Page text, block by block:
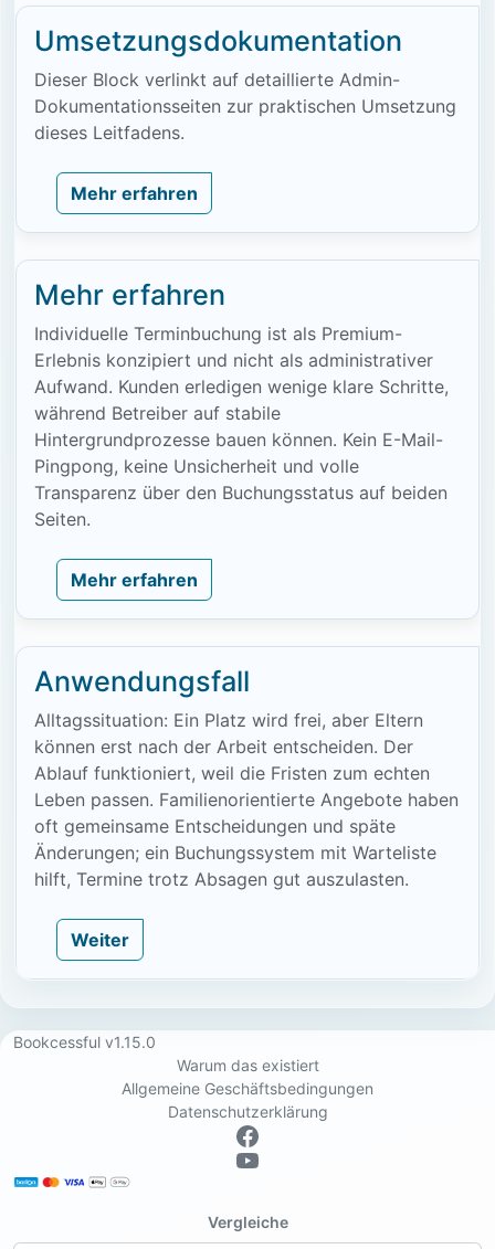
Umsetzungsdokumentation
Dieser Block verlinkt auf detaillierte Admin-
Dokumentationsseiten zur praktischen Umsetzung
dieses Leitfadens.
Mehr erfahren
Mehr erfahren
Individuelle Terminbuchung ist als Premium-
Erlebnis konzipiert und nicht als administrativer
Aufwand. Kunden erledigen wenige klare Schritte,
während Betreiber auf stabile
Hintergrundprozesse bauen können. Kein E-Mail-
Pingpong, keine Unsicherheit und volle
Transparenz über den Buchungsstatus auf beiden
Seiten.
Mehr erfahren
Anwendungsfall
Alltagssituation: Ein Platz wird frei, aber Eltern
können erst nach der Arbeit entscheiden. Der
Ablauf funktioniert, weil die Fristen zum echten
Leben passen. Familienorientierte Angebote haben
oft gemeinsame Entscheidungen und späte
Änderungen; ein Buchungssystem mit Warteliste
hilft, Termine trotz Absagen gut auszulasten.
Weiter
Bookcessful v1.15.0
Warum das existiert
Allgemeine Geschäftsbedingungen
Datenschutzerklärung
Vergleiche